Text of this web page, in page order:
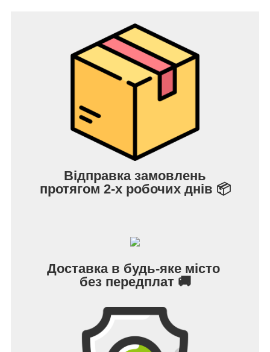
Відправка замовлень
протягом 2-х робочих днів 📦
Доставка в будь-яке місто
без передплат 🚚